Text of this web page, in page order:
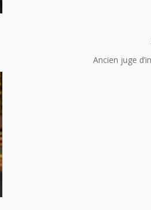
Ancien juge